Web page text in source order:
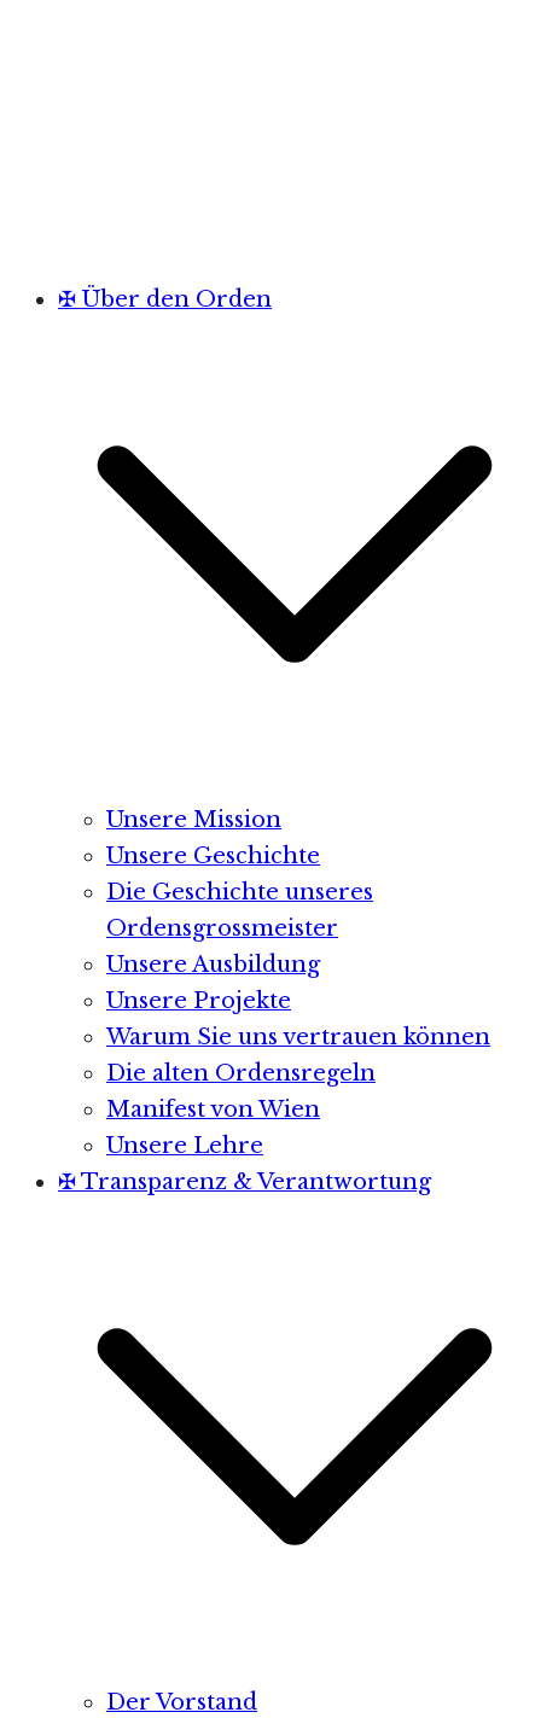
✠ Über den Orden
Unsere Mission
Unsere Geschichte
Die Geschichte unseres
Ordensgrossmeister
Unsere Ausbildung
Unsere Projekte
Warum Sie uns vertrauen können
Die alten Ordensregeln
Manifest von Wien
Unsere Lehre
✠ Transparenz & Verantwortung
Der Vorstand